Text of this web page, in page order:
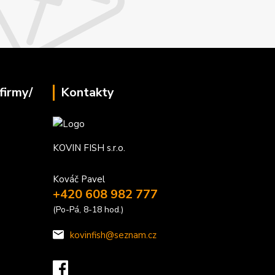
Kontakty
KOVIN FISH s.r.o.
Kováč Pavel
+420 608 982 777
(Po-Pá, 8-18 hod.)
kovinfish@seznam.cz